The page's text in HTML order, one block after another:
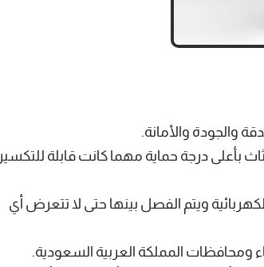
والجودة والأمانة.
بأعلى درجة حماية مهما كانت قابلة
ويتم الفصل بينها حتى لا تتعرض أي
المملكة العربية السعودية.